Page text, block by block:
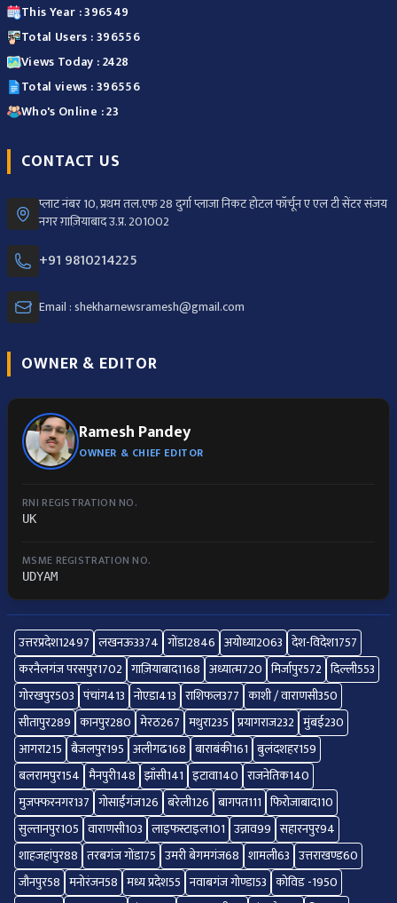
This Year : 396549
Total Users : 396556
Views Today : 2428
Total views : 396556
Who's Online : 23
CONTACT US
प्लाट नंबर 10, प्रथम तल.एफ 28 दुर्गा प्लाजा निकट होटल फॉर्चून ए एल टी सेंटर संजय
नगर ग़ाज़ियाबाद उ.प्र. 201002
+91 9810214225
Email : shekharnewsramesh@gmail.com
OWNER & EDITOR
Ramesh Pandey
OWNER & CHIEF EDITOR
RNI REGISTRATION NO.
UK
MSME REGISTRATION NO.
UDYAM
उत्तरप्रदेश12497 लखनऊ3374 गोंडा2846 अयोध्या2063 देश-विदेश1757
करनैलगंज परसपुर1702 गाज़ियाबाद1168 अध्यात्म720 मिर्जापुर572 दिल्ली553
गोरखपुर503 पंचांग413 नोएडा413 राशिफल377 काशी / वाराणसी350
सीतापुर289 कानपुर280 मेरठ267 मथुरा235 प्रयागराज232 मुंबई230
आगरा215 बैजलपुर195 अलीगढ168 बाराबंकी161 बुलंदशहर159
बलरामपुर154 मैनपुरी148 झाँसी141 इटावा140 राजनेतिक140
मुजफ्फरनगर137 गोसाईंगंज126 बरेली126 बागपत111 फिरोजाबाद110
सुल्तानपुर105 वाराणसी103 लाइफस्टाइल101 उन्नाव99 सहारनपुर94
शाहजहांपुर88 तरबगंज गोंडा75 उमरी बेगमगंज68 शामली63 उत्तराखण्ड60
जौनपुर58 मनोरंजन58 मध्य प्रदेश55 नवाबगंज गोण्डा53 कोविड -1950